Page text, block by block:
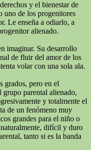
y el bienestar de
uno de los progenitores
Le enseña a odiarlo, a
alienado.
imaginar. Su desarrollo
de fluir del amor de los
volar con una sola ala.
grados, pero en el
parental alienado,
y totalmente el
de un fenómeno muy
grandes para el niño o
difícil y duro
tanto si es la banda